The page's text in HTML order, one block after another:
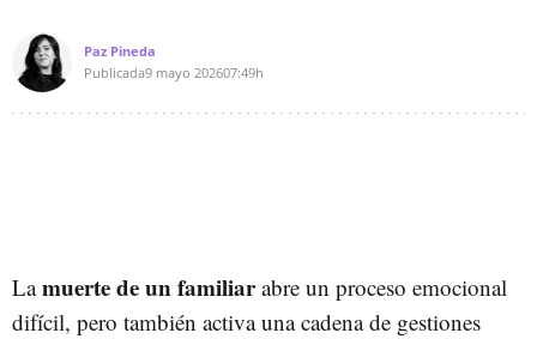
Paz Pineda
Publicada9 mayo 202607:49h
Lamuerte de un familiarabre un proceso emocional
difícil, pero también activa una cadena de gestiones